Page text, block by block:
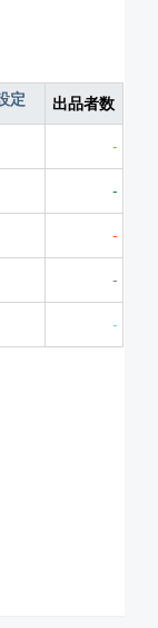
定 出品者数
-
-
-
-
-